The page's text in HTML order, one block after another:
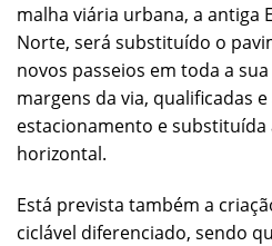
malha viária urbana, a antiga
Norte, será substituído o
novos passeios em toda a
margens da via, qualificadas
estacionamento e substituída
horizontal.
Está prevista também a
ciclável diferenciado, sendo